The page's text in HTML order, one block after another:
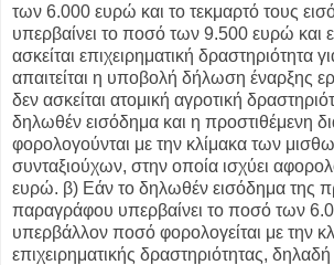
των 6.000 ευρώ και το τεκμαρτό τους
υπερβαίνει το ποσό των 9.500 ευρώ και
ασκείται επιχειρηματική δραστηριότητα
απαιτείται η υποβολή δήλωση έναρξης
δεν ασκείται ατομική αγροτική
δηλωθέν εισόδημα και η προστιθέμενη
φορολογούνται με την κλίμακα των
συνταξιούχων, στην οποία ισχύει
ευρώ. β) Εάν το δηλωθέν εισόδημα της
παραγράφου υπερβαίνει το ποσό των
υπερβάλλον ποσό φορολογείται με την
επιχειρηματικής δραστηριότητας,